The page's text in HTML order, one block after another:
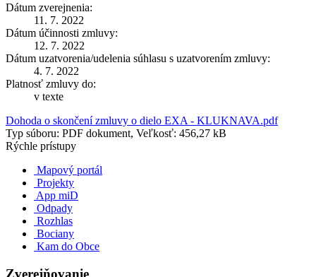
Dátum zverejnenia:
11. 7. 2022
Dátum účinnosti zmluvy:
12. 7. 2022
Dátum uzatvorenia/udelenia súhlasu s uzatvorením zmluvy:
4. 7. 2022
Platnosť zmluvy do:
v texte
Dohoda o skončení zmluvy o dielo EXA - KLUKNAVA.pdf
Typ súboru: PDF dokument, Veľkosť: 456,27 kB
Rýchle prístupy
Mapový portál
Projekty
App miD
Odpady
Rozhlas
Bociany
Kam do Obce
Zverejňovanie